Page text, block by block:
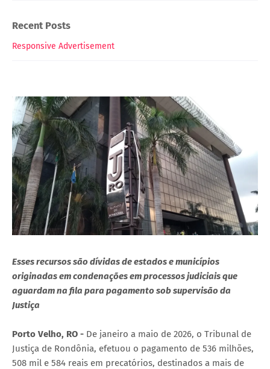
Recent Posts
Responsive Advertisement
Esses recursos são dívidas de estados e municípios
originadas em condenações em processos judiciais que
aguardam na fila para pagamento sob supervisão da
Justiça
Porto Velho, RO - De janeiro a maio de 2026, o Tribunal de
Justiça de Rondônia, efetuou o pagamento de 536 milhões,
508 mil e 584 reais em precatórios, destinados a mais de